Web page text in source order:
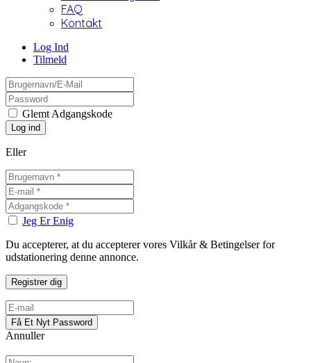
FAQ
Kontakt
Log Ind
Tilmeld
Glemt Adgangskode
Eller
Jeg Er Enig
Du accepterer, at du accepterer vores Vilkår & Betingelser for
udstationering denne annonce.
Annuller